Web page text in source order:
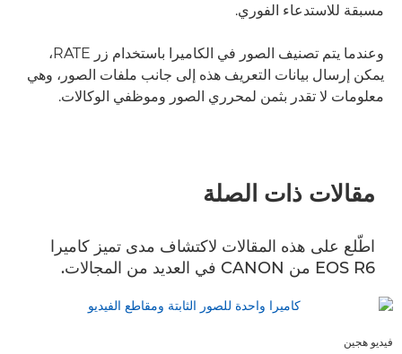
مسبقة للاستدعاء الفوري.
وعندما يتم تصنيف الصور في الكاميرا باستخدام زر RATE،
يمكن إرسال بيانات التعريف هذه إلى جانب ملفات الصور، وهي
معلومات لا تقدر بثمن لمحرري الصور وموظفي الوكالات.
مقالات ذات الصلة
اطّلع على هذه المقالات لاكتشاف مدى تميز كاميرا
EOS R6 من CANON في العديد من المجالات.
فيديو هجين